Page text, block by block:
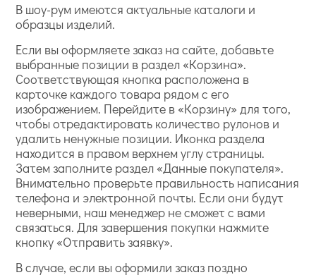
В шоу-рум имеются актуальные каталоги и
образцы изделий.
Если вы оформляете заказ на сайте, добавьте
выбранные позиции в раздел «Корзина».
Соответствующая кнопка расположена в
карточке каждого товара рядом с его
изображением. Перейдите в «Корзину» для того,
чтобы отредактировать количество рулонов и
удалить ненужные позиции. Иконка раздела
находится в правом верхнем углу страницы.
Затем заполните раздел «Данные покупателя».
Внимательно проверьте правильность написания
телефона и электронной почты. Если они будут
неверными, наш менеджер не сможет с вами
связаться. Для завершения покупки нажмите
кнопку «Отправить заявку».
В случае, если вы оформили заказ поздно